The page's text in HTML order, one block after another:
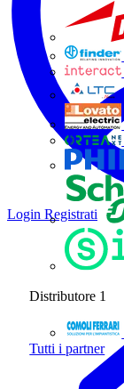
Distributore 1
Tutti i partner
Login Registrati